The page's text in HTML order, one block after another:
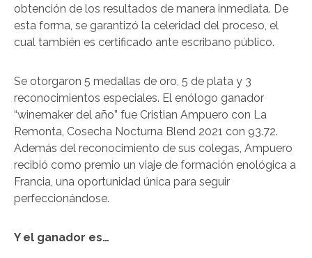
obtención de los resultados de manera inmediata. De
esta forma, se garantizó la celeridad del proceso, el
cual también es certificado ante escribano público.
Se otorgaron 5 medallas de oro, 5 de plata y 3
reconocimientos especiales. El enólogo ganador
“winemaker del año” fue Cristian Ampuero con La
Remonta, Cosecha Nocturna Blend 2021 con 93.72.
Además del reconocimiento de sus colegas, Ampuero
recibió como premio un viaje de formación enológica a
Francia, una oportunidad única para seguir
perfeccionándose.
Y el ganador es…